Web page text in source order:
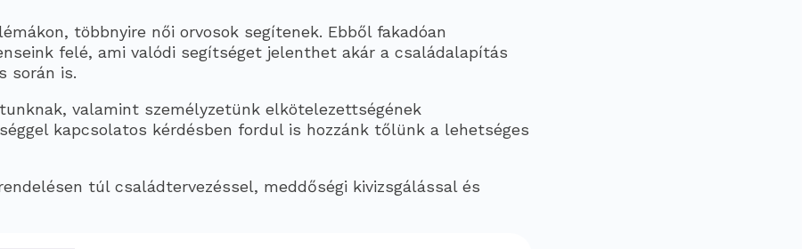
többnyire női orvosok segítenek. Ebből fakadóan
felé, ami valódi segítséget jelenthet akár a családalapítás
során is.
valamint személyzetünk elkötelezettségének
kapcsolatos kérdésben fordul is hozzánk tőlünk a lehetséges
túl családtervezéssel, meddőségi kivizsgálással és